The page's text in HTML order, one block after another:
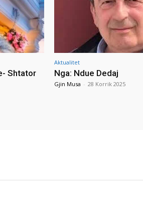
Shtator
Aktualitet
Nga: Ndue Dedaj
Gjin Musa - 28 Korrik 2025